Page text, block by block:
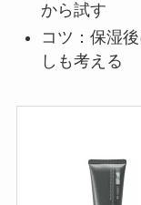
から試す
コツ：保湿
しも考える